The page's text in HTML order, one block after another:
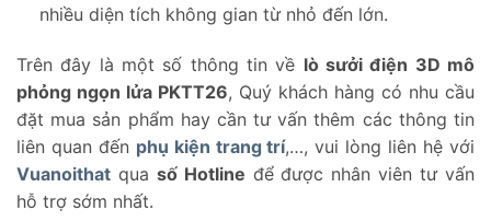
nhiều diện tích không gian từ nhỏ đến lớn.
Trên đây là một số thông tin về lò sưởi điện 3D mô
phỏng ngọn lửa PKTT26, Quý khách hàng có nhu cầu
đặt mua sản phẩm hay cần tư vấn thêm các thông tin
liên quan đến phụ kiện trang trí,…, vui lòng liên hệ với
Vuanoithat qua số Hotline để được nhân viên tư vấn
hỗ trợ sớm nhất.